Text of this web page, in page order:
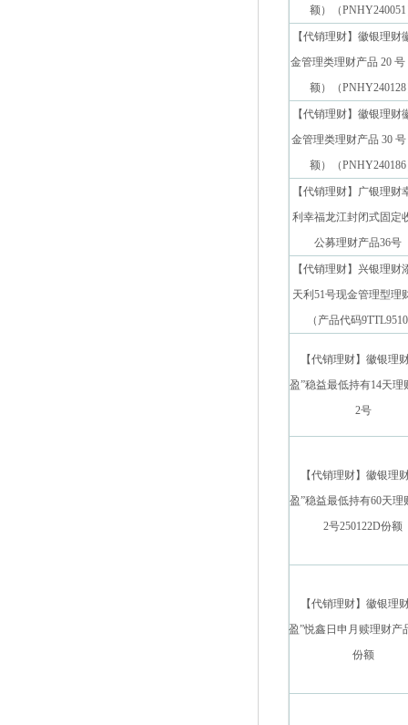
额）（
【代销理财】徽银理财
金管理类理财产品 20
额）（
【代销理财】徽银理财
金管理类理财产品 30
额）（
【代销理财】广银理财
利幸福龙江封闭式固定
公募理财产品36号
【代销理财】兴银理财
天利51号现金管理型理
（产品代码
【代销理财】徽银理
盈”稳益最低持有14天理
2号
【代销理财】徽银理
盈”稳益最低持有60天理
2号250122D份额
【代销理财】徽银理
盈”悦鑫日申月赎理财产
份额